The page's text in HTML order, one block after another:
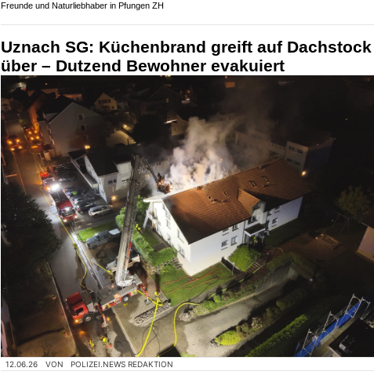
Freunde und Naturliebhaber in Pfungen ZH
Uznach SG: Küchenbrand greift auf Dachstock
über – Dutzend Bewohner evakuiert
12.06.26 VON POLIZEI.NEWS REDAKTION